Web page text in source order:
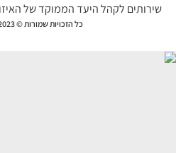
לקהל היעד הממוקד של האיזור.
כל הזכויות שמורות © 2023 | אחלה NEWS